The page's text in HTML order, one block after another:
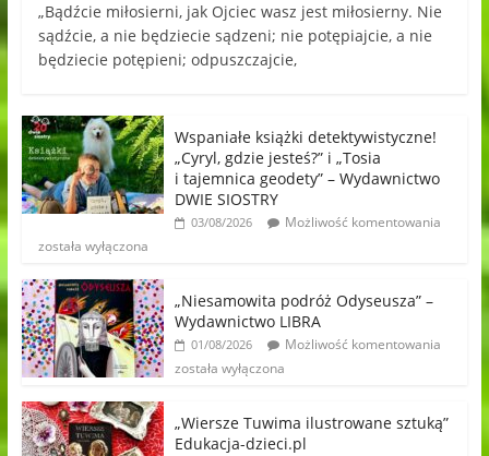
„Bądźcie miłosierni, jak Ojciec wasz jest miłosierny. Nie
sądźcie, a nie będziecie sądzeni; nie potępiajcie, a nie
będziecie potępieni; odpuszczajcie,
Wspaniałe książki detektywistyczne!
„Cyryl, gdzie jesteś?” i „Tosia
i tajemnica geodety” – Wydawnictwo
DWIE SIOSTRY
03/08/2026
Możliwość komentowania
została wyłączona
„Niesamowita podróż Odyseusza” –
Wydawnictwo LIBRA
01/08/2026
Możliwość komentowania
została wyłączona
„Wiersze Tuwima ilustrowane sztuką”
Edukacja-dzieci.pl